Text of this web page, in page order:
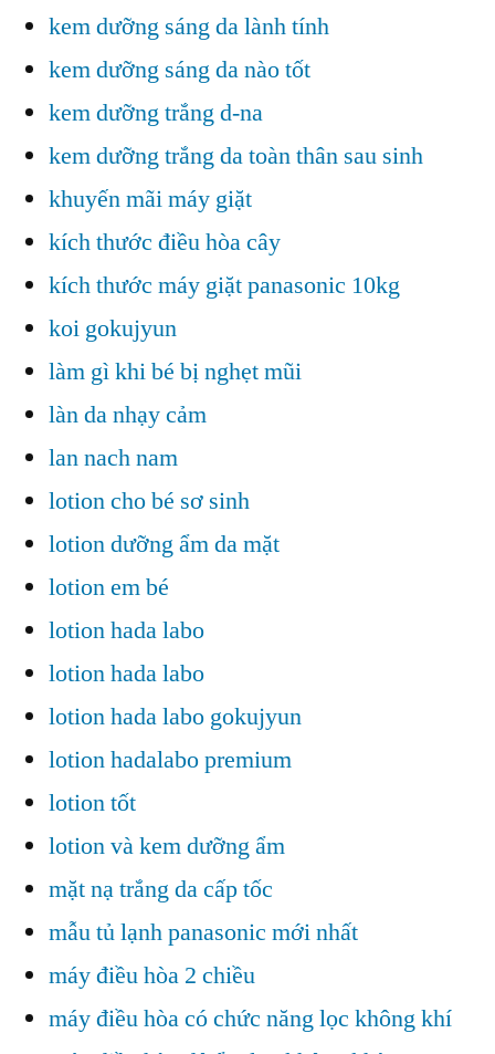
kem dưỡng sáng da lành tính
kem dưỡng sáng da nào tốt
kem dưỡng trắng d-na
kem dưỡng trắng da toàn thân sau sinh
khuyến mãi máy giặt
kích thước điều hòa cây
kích thước máy giặt panasonic 10kg
koi gokujyun
làm gì khi bé bị nghẹt mũi
làn da nhạy cảm
lan nach nam
lotion cho bé sơ sinh
lotion dưỡng ẩm da mặt
lotion em bé
lotion hada labo
lotion hada labo
lotion hada labo gokujyun
lotion hadalabo premium
lotion tốt
lotion và kem dưỡng ẩm
mặt nạ trắng da cấp tốc
mẫu tủ lạnh panasonic mới nhất
máy điều hòa 2 chiều
máy điều hòa có chức năng lọc không khí